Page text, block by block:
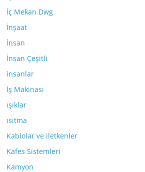
İç Mekan Dwg
İnşaat
İnsan
İnsan Çeşitli
insanlar
İş Makinası
ışıklar
ısıtma
Kablolar ve iletkenler
Kafes Sistemleri
Kamyon